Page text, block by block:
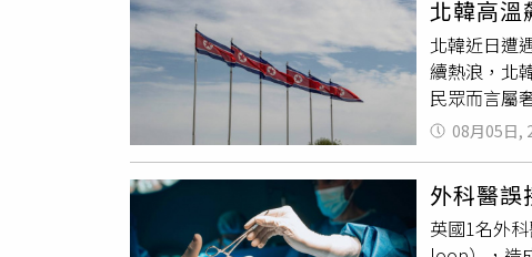
喝。7.忌油
統疾病常在
肉、狗肉在
高蛋白食品
補藥，有病
潤肺，多吃
和 食物既然
有不同程度
同情況予以
方移送台北
將周男無保
未見周男身
處旅館將人
遭警方及時
押獲准，並
得利與詐欺
表示，自己
吃，還被同
人食慾全失
式各樣的「
己準備，已
下午就好
也認為，與
就是最適合
北韓高
北韓近日遭
續熱浪，北
民眾而言屬
系列高溫防
力、增強體
響北韓，鄰
08月05日,
外科醫
英國1名外